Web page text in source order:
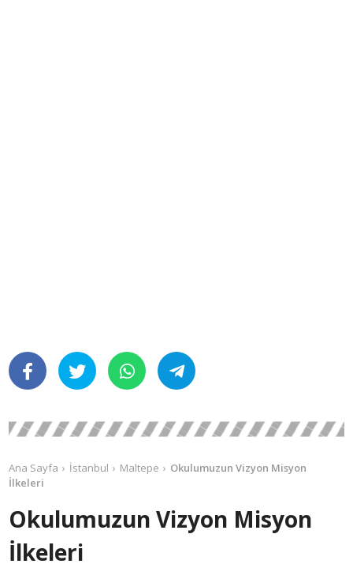
Ana Sayfa İstanbul Maltepe
Okulumuzun Vizyon Misyon
İlkeleri
Okulumuzun Vizyon Misyon
İlkeleri